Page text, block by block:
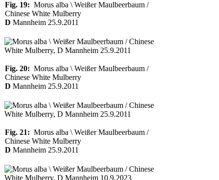
Fig. 19: Morus alba \ Weißer Maulbeerbaum /
Chinese White Mulberry
D Mannheim 25.9.2011
Fig. 20: Morus alba \ Weißer Maulbeerbaum /
Chinese White Mulberry
D Mannheim 25.9.2011
Fig. 21: Morus alba \ Weißer Maulbeerbaum /
Chinese White Mulberry
D Mannheim 25.9.2011